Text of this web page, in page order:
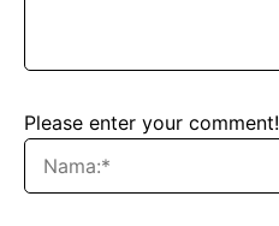
Please enter your comment!